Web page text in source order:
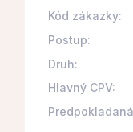
Kód zákazky:
Postup:
Druh:
Hlavný CPV: